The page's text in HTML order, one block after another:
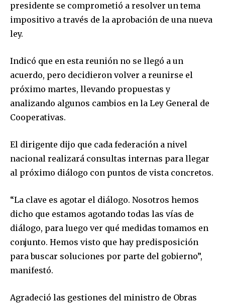
presidente se comprometió a resolver un tema
impositivo a través de la aprobación de una nueva
ley.
Indicó que en esta reunión no se llegó a un
acuerdo, pero decidieron volver a reunirse el
próximo martes, llevando propuestas y
analizando algunos cambios en la Ley General de
Cooperativas.
El dirigente dijo que cada federación a nivel
nacional realizará consultas internas para llegar
al próximo diálogo con puntos de vista concretos.
“La clave es agotar el diálogo. Nosotros hemos
dicho que estamos agotando todas las vías de
diálogo, para luego ver qué medidas tomamos en
conjunto. Hemos visto que hay predisposición
para buscar soluciones por parte del gobierno”,
manifestó.
Agradeció las gestiones del ministro de Obras